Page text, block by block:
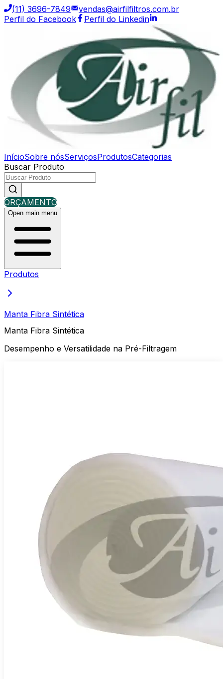
(11) 3696-7849
vendas@airfilfiltros.com.br
Perfil do Facebook
Perfil do Linkedin
InícioSobre nósServiçosProdutosCategorias
Buscar Produto
ORÇAMENTO
Open main menu
Produtos
Manta Fibra Sintética
Manta Fibra Sintética
Desempenho e Versatilidade na Pré-Filtragem